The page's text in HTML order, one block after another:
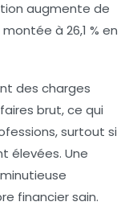
augmente de
montée à 26,1 % en
des charges
brut, ce qui
surtout si
élevées. Une
financier sain.